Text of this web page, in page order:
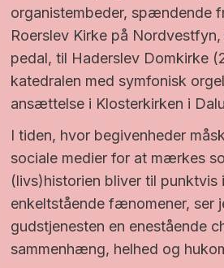
organistembeder, spændende
Roerslev Kirke på
pedal, til Haderslev Domkirke
katedralen med symfonisk
ansættelse i Klosterkirken i
I tiden, hvor begivenheder
sociale medier for at mærkes
(livs)historien bliver til punktvis
enkeltstående fænomener, ser
gudstjenesten en enestående
sammenhæng, helhed og